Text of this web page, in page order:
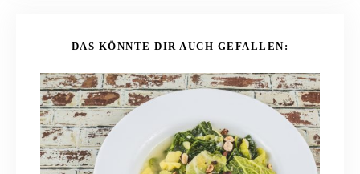
DAS KÖNNTE DIR AUCH GEFALLEN: